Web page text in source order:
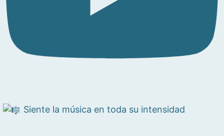
Siente la música en toda su intensidad